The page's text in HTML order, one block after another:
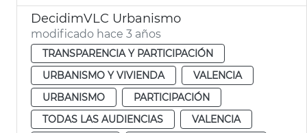
DecidimVLC Urbanismo
modificado hace 3 años
TRANSPARENCIA Y PARTICIPACIÓN
URBANISMO Y VIVIENDA
VALENCIA
URBANISMO
PARTICIPACIÓN
TODAS LAS AUDIENCIAS
VALENCIA